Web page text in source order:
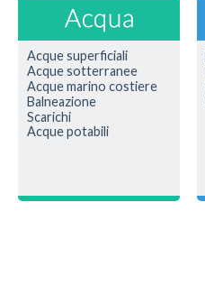
Acque superficiali
Acque sotterranee
Acque marino costiere
Balneazione
Scarichi
Acque potabili